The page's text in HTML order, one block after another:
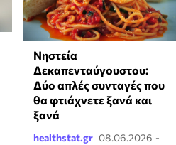
Νηστεία
Δεκαπενταύγουστου:
Δύο απλές συνταγές που
θα φτιάχνετε ξανά και
ξανά
healthstat.gr 08.06.2026 -